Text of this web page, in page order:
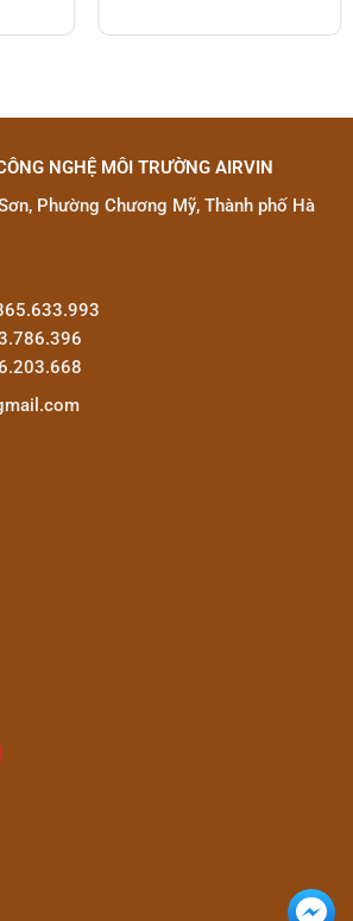
NGHỆ MÔI TRƯỜNG AIRVIN
Phường Chương Mỹ, Thành phố Hà